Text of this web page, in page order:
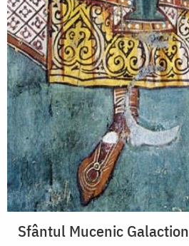
Sfântul Mucenic Galaction